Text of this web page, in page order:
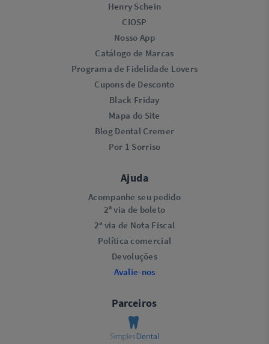
Henry Schein
CIOSP
Nosso App
Catálogo de Marcas
Programa de Fidelidade Lovers​
Cupons de Desconto
Black Friday
Mapa do Site
Blog Dental Cremer
Por 1 Sorriso
Ajuda
Acompanhe seu pedido
2ª via de boleto
2ª via de Nota Fiscal
Política comercial
Devoluções
Avalie-nos
Parceiros